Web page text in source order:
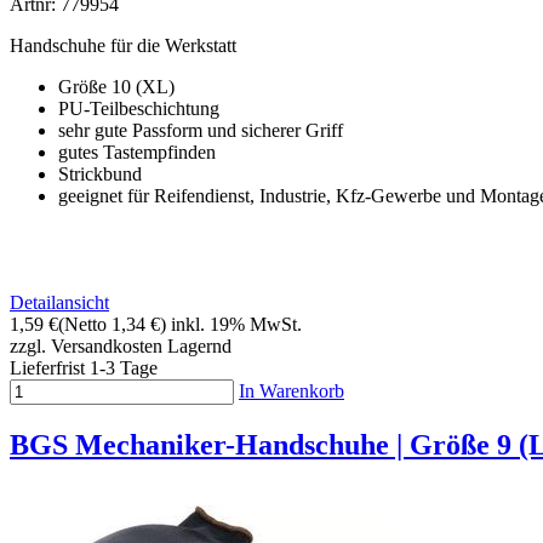
Handschuhe für die Werkstatt
Größe 10 (XL)
PU-Teilbeschichtung
sehr gute Passform und sicherer Griff
gutes Tastempfinden
Strickbund
geeignet für Reifendienst, Industrie, Kfz-Gewerbe und
Detailansicht
1,59 €(Netto 1,34 €) inkl. 19% MwSt.
zzgl. Versandkosten Lagernd
Lieferfrist 1-3 Tage
In Warenkorb
BGS Mechaniker-Handschuhe | Größe 9